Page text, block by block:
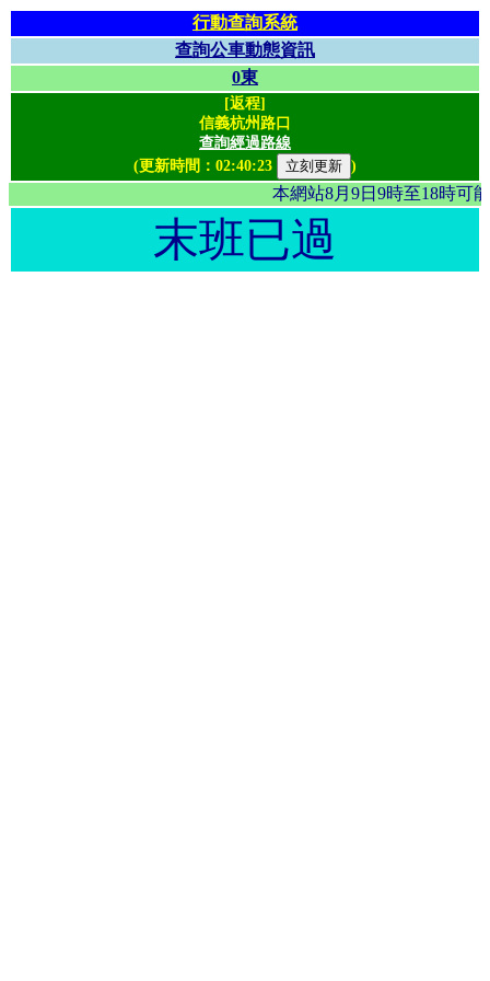
行動查詢系統
查詢公車動態資訊
0東
[返程]
信義杭州路口
查詢經過路線
(更新時間： 02:40:23 )
本網站8月9日9時至18
末班已過